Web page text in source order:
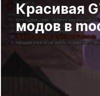
Красивая
модов в